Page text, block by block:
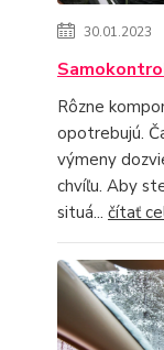
30.01.2023
Rôzne
opotrebujú.
výmeny
chvíľu. Aby
situá... čítať